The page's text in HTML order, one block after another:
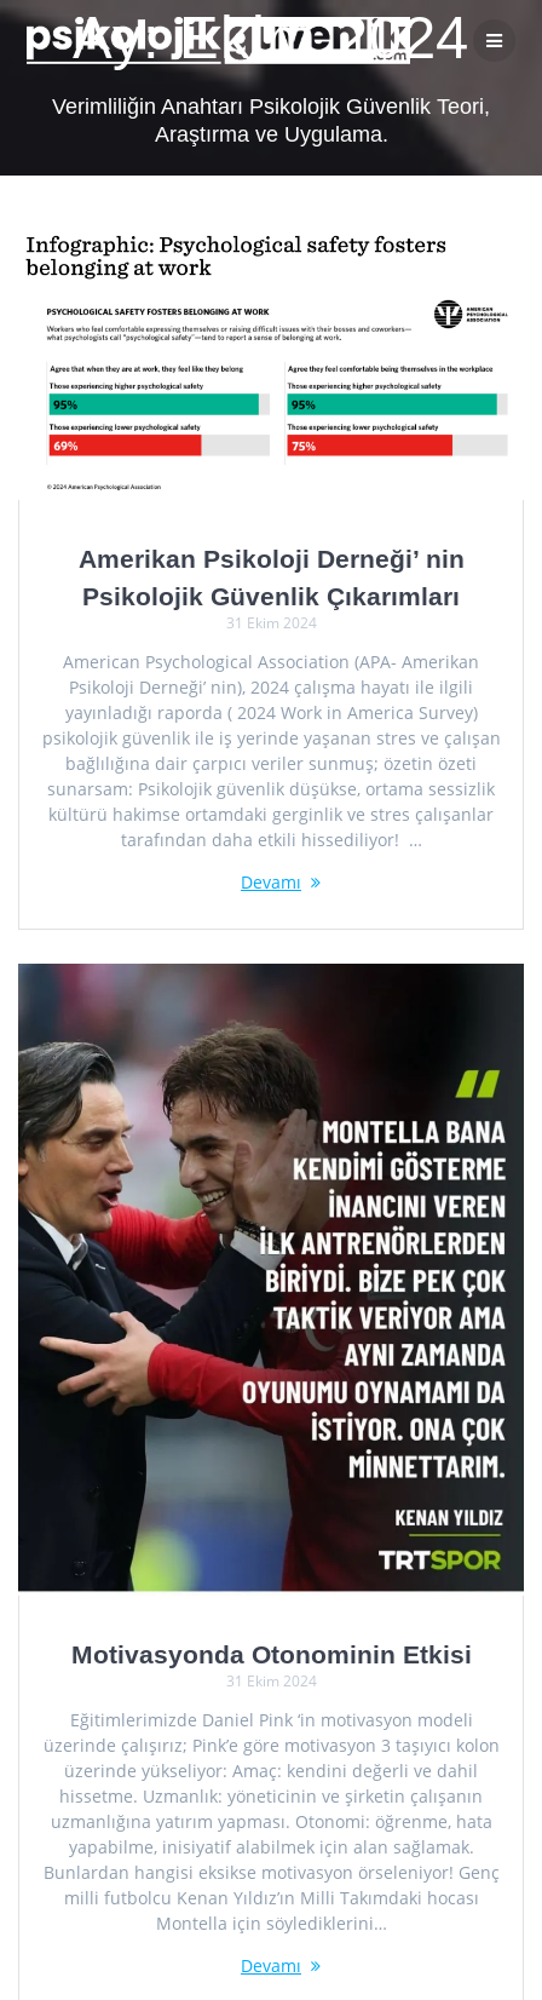
Skip
to
content
Ay:Ekim 2024
Verimliliğin Anahtarı Psikolojik Güvenlik Teori,
Araştırma ve Uygulama.
Amerikan Psikoloji Derneği’ nin
Psikolojik Güvenlik Çıkarımları
31 Ekim 2024
American Psychological Association (APA- Amerikan
Psikoloji Derneği’ nin), 2024 çalışma hayatı ile ilgili
yayınladığı raporda ( 2024 Work in America Survey)
psikolojik güvenlik ile iş yerinde yaşanan stres ve çalışan
bağlılığına dair çarpıcı veriler sunmuş; özetin özeti
sunarsam: Psikolojik güvenlik düşükse, ortama sessizlik
kültürü hakimse ortamdaki gerginlik ve stres çalışanlar
tarafından daha etkili hissediliyor! …
Devamı
Motivasyonda Otonominin Etkisi
31 Ekim 2024
Eğitimlerimizde Daniel Pink ‘in motivasyon modeli
üzerinde çalışırız; Pink’e göre motivasyon 3 taşıyıcı kolon
üzerinde yükseliyor: Amaç: kendini değerli ve dahil
hissetme. Uzmanlık: yöneticinin ve şirketin çalışanın
uzmanlığına yatırım yapması. Otonomi: öğrenme, hata
yapabilme, inisiyatif alabilmek için alan sağlamak.
Bunlardan hangisi eksikse motivasyon örseleniyor! Genç
milli futbolcu Kenan Yıldız’ın Milli Takımdaki hocası
Montella için söylediklerini…
Devamı